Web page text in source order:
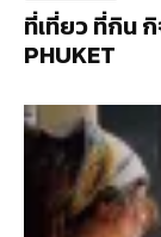
ที่เที่ยว ที่กิน
PHUKET